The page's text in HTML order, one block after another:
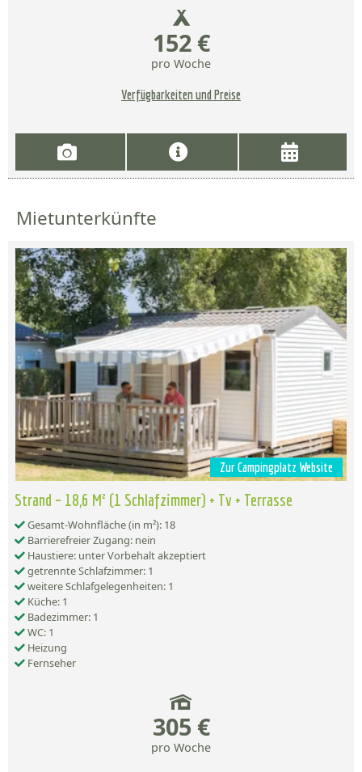
152 €
pro Woche
Verfügbarkeiten und Preise
Mietunterkünfte
Zur Campingplatz Website
Strand – 18,6 M² (1 Schlafzimmer) + Tv + Terrasse
Gesamt-Wohnfläche (in m²): 18
Barrierefreier Zugang: nein
Haustiere: unter Vorbehalt akzeptiert
getrennte Schlafzimmer: 1
weitere Schlafgelegenheiten: 1
Küche: 1
Badezimmer: 1
WC: 1
Heizung
Fernseher
305 €
pro Woche